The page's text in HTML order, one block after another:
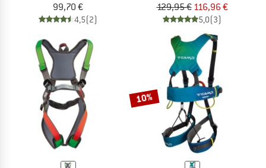
99,70 €
4,5(2)
129,95 € 116,96 €
5,0(3)
10%